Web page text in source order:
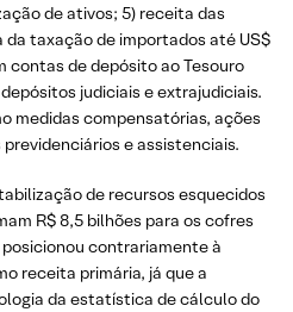
de ativos; 5) receita das
taxação de importados até US$
contas de depósito ao Tesouro
judiciais e extrajudiciais.
medidas compensatórias, ações
e assistenciais.
de recursos esquecidos
R$ 8,5 bilhões para os cofres
contrariamente à
receita primária, já que a
da estatística de cálculo do